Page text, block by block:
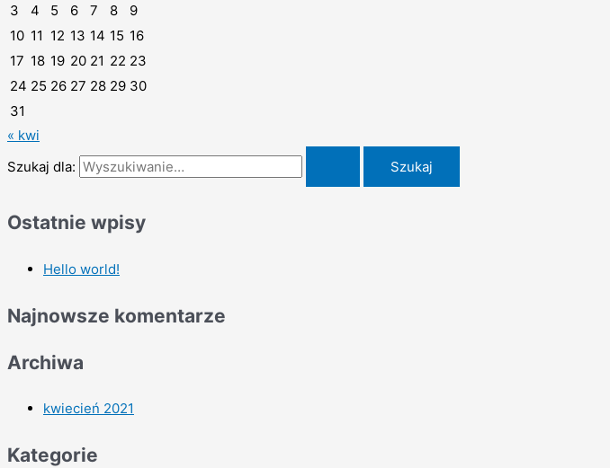
3
4 5 6 7 8
9
10 11 12 13 14 15 16
17 18 19 20 21 22 23
24 25 26 27 28 29 30
31
« kwi
Szukaj dla:
Ostatnie wpisy
Hello world!
Najnowsze komentarze
Archiwa
kwiecień 2021
Kategorie